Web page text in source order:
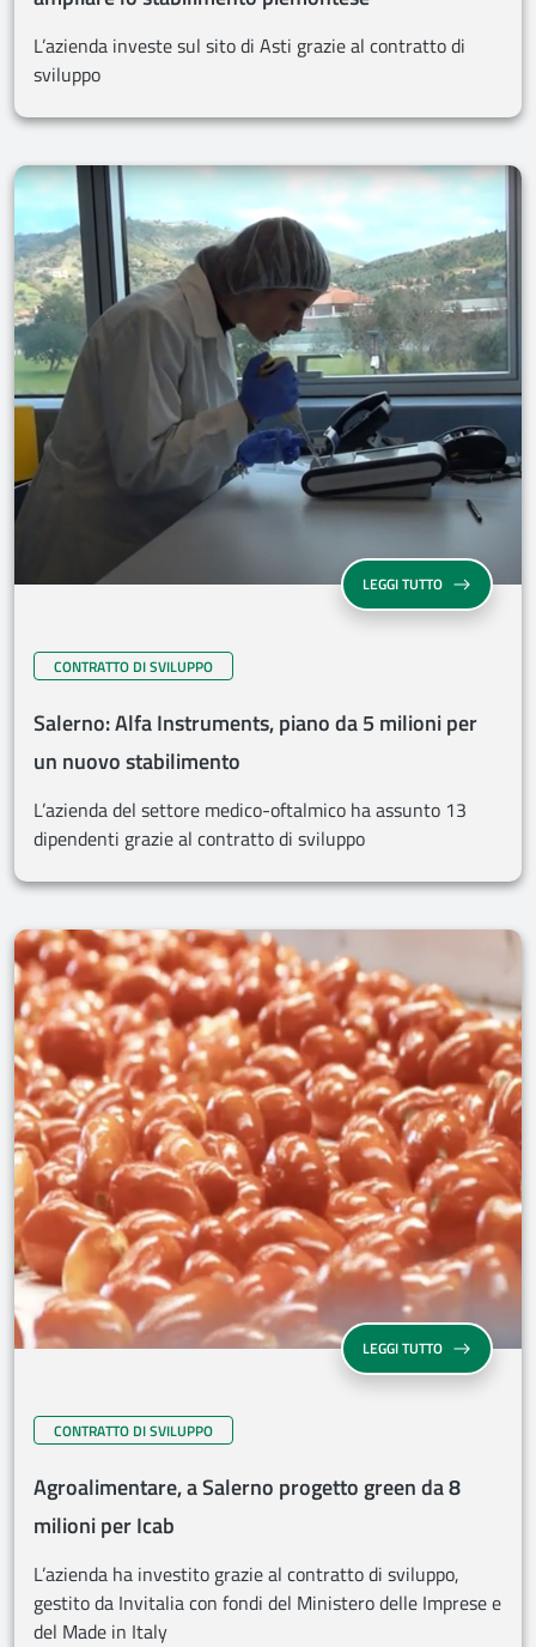
L’azienda investe sul sito di Asti grazie al contratto di
sviluppo
LEGGI TUTTO
CONTRATTO DI SVILUPPO
Salerno: Alfa Instruments, piano da 5 milioni per
un nuovo stabilimento
L’azienda del settore medico-oftalmico ha assunto 13
dipendenti grazie al contratto di sviluppo
LEGGI TUTTO
CONTRATTO DI SVILUPPO
Agroalimentare, a Salerno progetto green da 8
milioni per Icab
L’azienda ha investito grazie al contratto di sviluppo,
gestito da Invitalia con fondi del Ministero delle Imprese e
del Made in Italy